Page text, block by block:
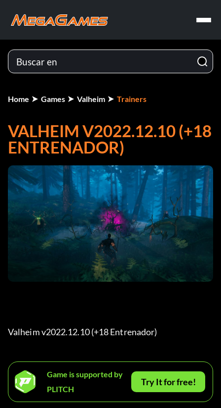
Home Games Valheim Trainers
VALHEIM V2022.12.10 (+18
ENTRENADOR)
Valheim v2022.12.10 (+18 Entrenador)
Game is supported by
PLITCH
Try It for free!